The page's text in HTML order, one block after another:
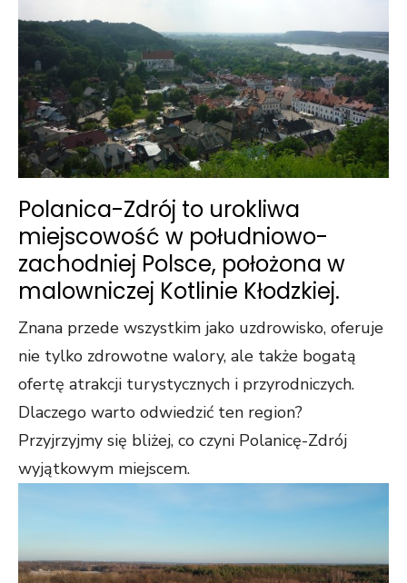
Polanica-Zdrój to urokliwa
miejscowość w południowo-
zachodniej Polsce, położona w
malowniczej Kotlinie Kłodzkiej.
Znana przede wszystkim jako uzdrowisko, oferuje
nie tylko zdrowotne walory, ale także bogatą
ofertę atrakcji turystycznych i przyrodniczych.
Dlaczego warto odwiedzić ten region?
Przyjrzyjmy się bliżej, co czyni Polanicę-Zdrój
wyjątkowym miejscem.